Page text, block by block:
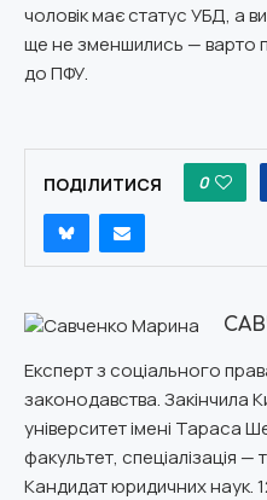
чоловік має статус УБД, а
ще не зменшились — варто
до ПФУ.
ПОДІЛИТИСЯ 0
Експерт з соціального
законодавства. Закінчила
університет імені Тараса
факультет, спеціалізація
Кандидат юридичних наук.